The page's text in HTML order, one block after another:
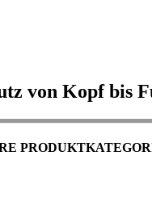
von Kopf bis